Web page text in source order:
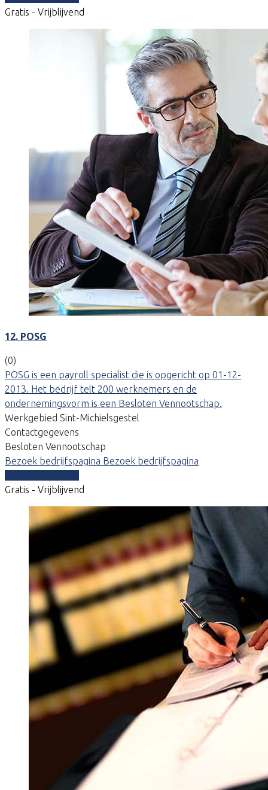
Gratis - Vrijblijvend
12. POSG
(0)
POSG is een payroll specialist die is opgericht op 01-12-
2013. Het bedrijf telt 200 werknemers en de
ondernemingsvorm is een Besloten Vennootschap.
Werkgebied Sint-Michielsgestel
Contactgegevens
Besloten Vennootschap
Bezoek bedrijfspagina Bezoek bedrijfspagina
Gratis - Vrijblijvend